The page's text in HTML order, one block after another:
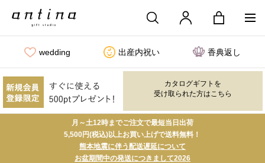
wedding 出産内祝い 香典返し
カタログギフトを
受け取られた方はこちら
月～土12時までご注文で最短当日出荷
5,500円(税込)以上お買い上げで送料無料！
熊本地震に伴う配送遅延について
お盆期間中の発送につきまして2026